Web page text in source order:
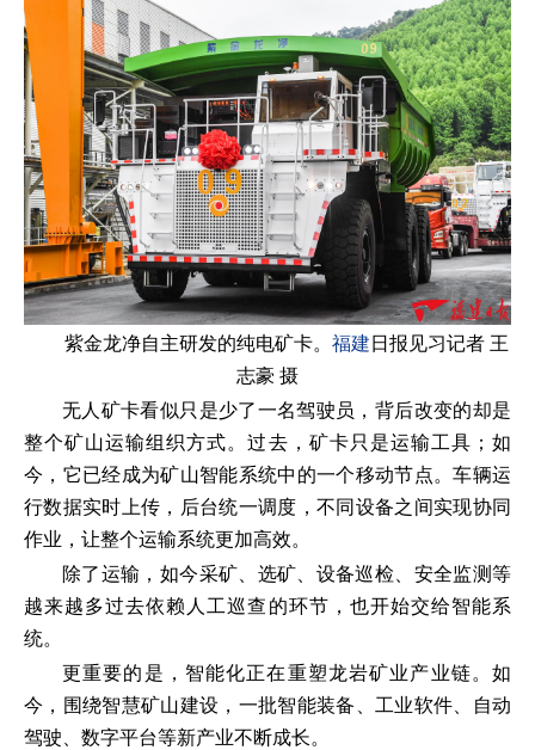
紫金龙净自主研发的纯电矿卡。 福建 日报见习记者 王
志豪 摄
无人矿卡看似只是少了一名驾驶员，背后改变的却是
整个矿山运输组织方式。过去，矿卡只是运输工具；如
今，它已经成为矿山智能系统中的一个移动节点。车辆运
行数据实时上传，后台统一调度，不同设备之间实现协同
作业，让整个运输系统更加高效。
除了运输，如今采矿、选矿、设备巡检、安全监测等
越来越多过去依赖人工巡查的环节，也开始交给智能系
统。
更重要的是，智能化正在重塑龙岩矿业产业链。如
今，围绕智慧矿山建设，一批智能装备、工业软件、自动
驾驶、数字平台等新产业不断成长。